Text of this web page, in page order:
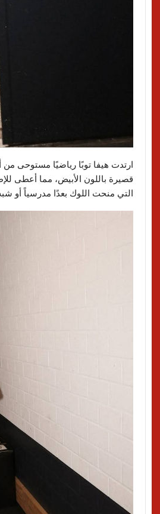
ارتدت هيفا توبًا رياضيًا مستوحى من
قصيرة باللون الأبيض، مما أعطى
التي منحت اللوك بعدًا مدرسياً أو